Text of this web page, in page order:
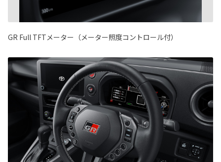
GR Full TFTメーター（メーター照度コントロール付）